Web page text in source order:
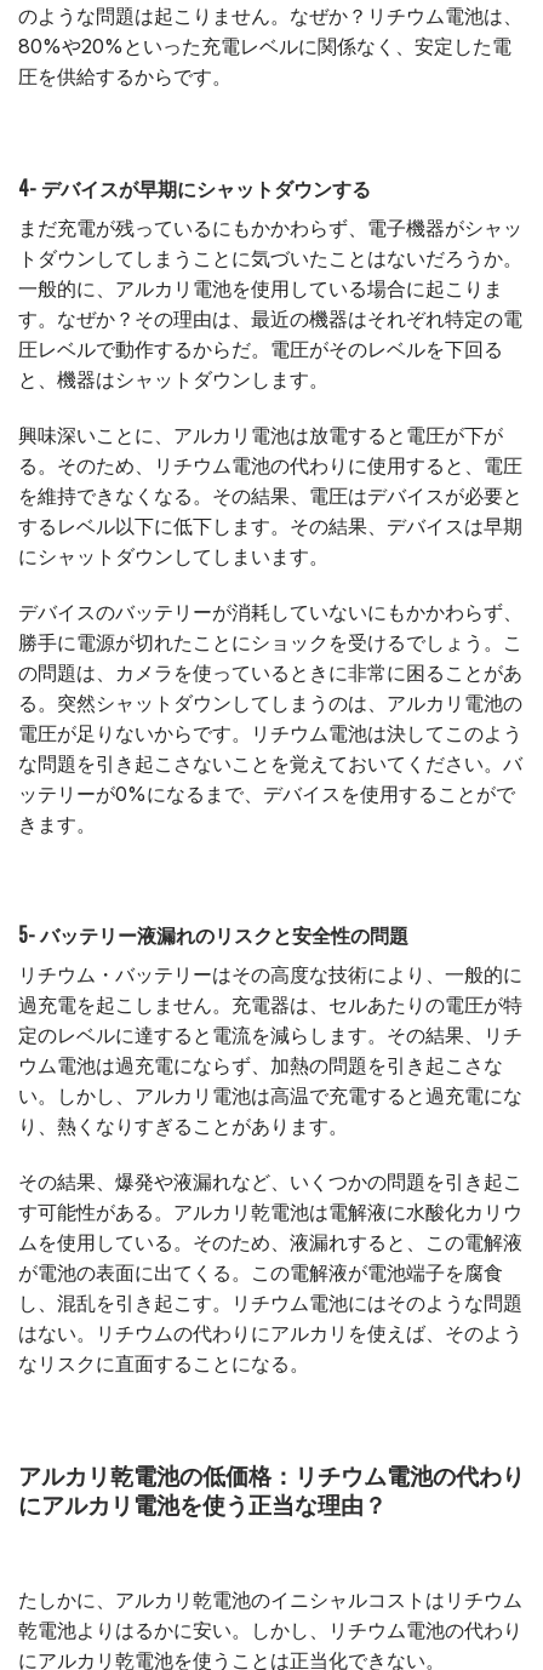
のような問題は起こりません。なぜか？リチウム電池は、
80%や20%といった充電レベルに関係なく、安定した電
圧を供給するからです。
4- デバイスが早期にシャットダウンする
まだ充電が残っているにもかかわらず、電子機器がシャッ
トダウンしてしまうことに気づいたことはないだろうか。
一般的に、アルカリ電池を使用している場合に起こりま
す。なぜか？その理由は、最近の機器はそれぞれ特定の電
圧レベルで動作するからだ。電圧がそのレベルを下回る
と、機器はシャットダウンします。
興味深いことに、アルカリ電池は放電すると電圧が下が
る。そのため、リチウム電池の代わりに使用すると、電圧
を維持できなくなる。その結果、電圧はデバイスが必要と
するレベル以下に低下します。その結果、デバイスは早期
にシャットダウンしてしまいます。
デバイスのバッテリーが消耗していないにもかかわらず、
勝手に電源が切れたことにショックを受けるでしょう。こ
の問題は、カメラを使っているときに非常に困ることがあ
る。突然シャットダウンしてしまうのは、アルカリ電池の
電圧が足りないからです。リチウム電池は決してこのよう
な問題を引き起こさないことを覚えておいてください。バ
ッテリーが0%になるまで、デバイスを使用することがで
きます。
5- バッテリー液漏れのリスクと安全性の問題
リチウム・バッテリーはその高度な技術により、一般的に
過充電を起こしません。充電器は、セルあたりの電圧が特
定のレベルに達すると電流を減らします。その結果、リチ
ウム電池は過充電にならず、加熱の問題を引き起こさな
い。しかし、アルカリ電池は高温で充電すると過充電にな
り、熱くなりすぎることがあります。
その結果、爆発や液漏れなど、いくつかの問題を引き起こ
す可能性がある。アルカリ乾電池は電解液に水酸化カリウ
ムを使用している。そのため、液漏れすると、この電解液
が電池の表面に出てくる。この電解液が電池端子を腐食
し、混乱を引き起こす。リチウム電池にはそのような問題
はない。リチウムの代わりにアルカリを使えば、そのよう
なリスクに直面することになる。
アルカリ乾電池の低価格：リチウム電池の代わり
にアルカリ電池を使う正当な理由？
たしかに、アルカリ乾電池のイニシャルコストはリチウム
乾電池よりはるかに安い。しかし、リチウム電池の代わり
にアルカリ乾電池を使うことは正当化できない。